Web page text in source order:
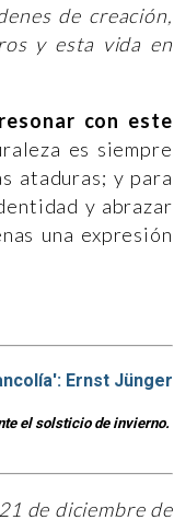
de creación,
y esta vida en
con este
es siempre
ataduras; y para
y abrazar
una expresión
Ernst Jünger
el solsticio de invierno.
de diciembre de